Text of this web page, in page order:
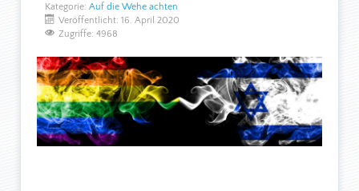
Kategorie: Auf die Wehe achten
Veröffentlicht: 16. April 2020
Zugriffe: 4968